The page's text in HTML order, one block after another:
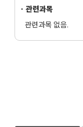
· 관련과목
관련과목 없음.